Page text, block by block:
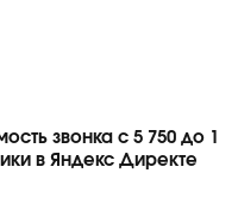
звонка с 5 750 до 1
в Яндекс Директе